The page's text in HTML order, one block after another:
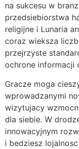
na sukcesu w
przedsiebiorstwa
religijne i Lunaria
coraz wieksza
przejrzyste
ochrone informacji
Gracze moga
wprowadzanymi
wizytujacy
dla siebie. W
innowacyjnym
i bedziesz